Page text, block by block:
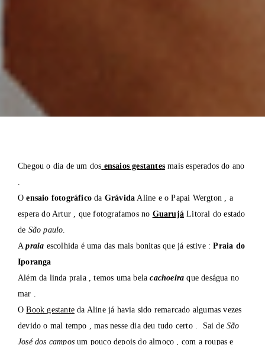
Chegou o dia de um dos ensaios gestantes mais esperados do ano
O ensaio fotográfico da Grávida Aline e o Papai Wergton , a
espera do Artur , que fotografamos no Guarujá Litoral do estado
de São paulo
Apraia escolhida é uma das mais bonitas que já estive :Praia do
Iporanga
Além da linda praia , temos uma bela cachoeira que deságua no
mar .
OBook gestante da Aline já havia sido remarcado algumas vezes
devido o mal tempo , mas nesse dia deu tudo certo . Sai deSão
José dos campos um pouco depois do almoço , com a roupas e